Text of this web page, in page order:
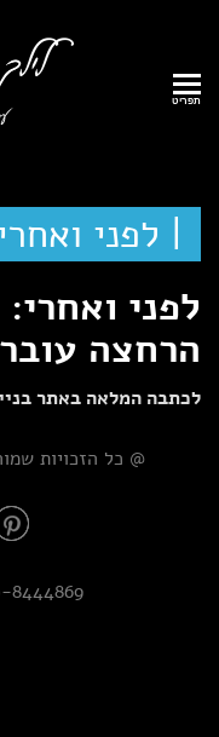
תפריט
| לפני
לפני
הרחצה
לכתבה המלאה באתר
@ כל הזכויות
8444869